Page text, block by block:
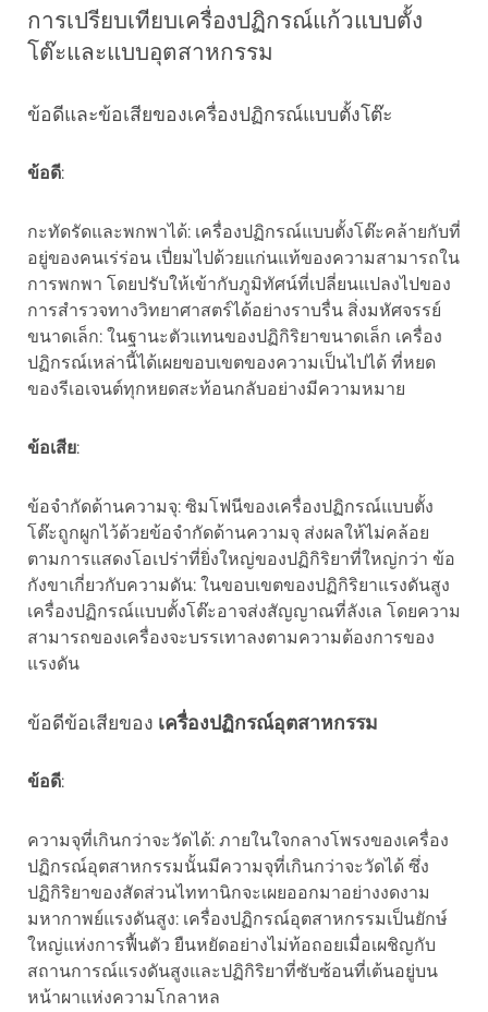
การเปรียบเทียบเครื่องปฏิกรณ์แก้วแบบตั้ง
โต๊ะและแบบอุตสาหกรรม
ข้อดีและข้อเสียของเครื่องปฏิกรณ์แบบตั้งโต๊ะ
ข้อดี:
กะทัดรัดและพกพาได้: เครื่องปฏิกรณ์แบบตั้งโต๊ะคล้ายกับที่
อยู่ของคนเร่ร่อน เปี่ยมไปด้วยแก่นแท้ของความสามารถใน
การพกพา โดยปรับให้เข้ากับภูมิทัศน์ที่เปลี่ยนแปลงไปของ
การสำรวจทางวิทยาศาสตร์ได้อย่างราบรื่น สิ่งมหัศจรรย์
ขนาดเล็ก: ในฐานะตัวแทนของปฏิกิริยาขนาดเล็ก เครื่อง
ปฏิกรณ์เหล่านี้ได้เผยขอบเขตของความเป็นไปได้ ที่หยด
ของรีเอเจนต์ทุกหยดสะท้อนกลับอย่างมีความหมาย
ข้อเสีย:
ข้อจำกัดด้านความจุ: ซิมโฟนีของเครื่องปฏิกรณ์แบบตั้ง
โต๊ะถูกผูกไว้ด้วยข้อจำกัดด้านความจุ ส่งผลให้ไม่คล้อย
ตามการแสดงโอเปร่าที่ยิ่งใหญ่ของปฏิกิริยาที่ใหญ่กว่า ข้อ
กังขาเกี่ยวกับความดัน: ในขอบเขตของปฏิกิริยาแรงดันสูง
เครื่องปฏิกรณ์แบบตั้งโต๊ะอาจส่งสัญญาณที่ลังเล โดยความ
สามารถของเครื่องจะบรรเทาลงตามความต้องการของ
แรงดัน
ข้อดีข้อเสียของ เครื่องปฏิกรณ์อุตสาหกรรม
ข้อดี:
ความจุที่เกินกว่าจะวัดได้: ภายในใจกลางโพรงของเครื่อง
ปฏิกรณ์อุตสาหกรรมนั้นมีความจุที่เกินกว่าจะวัดได้ ซึ่ง
ปฏิกิริยาของสัดส่วนไททานิกจะเผยออกมาอย่างงดงาม
มหากาพย์แรงดันสูง: เครื่องปฏิกรณ์อุตสาหกรรมเป็นยักษ์
ใหญ่แห่งการฟื้นตัว ยืนหยัดอย่างไม่ท้อถอยเมื่อเผชิญกับ
สถานการณ์แรงดันสูงและปฏิกิริยาที่ซับซ้อนที่เต้นอยู่บน
หน้าผาแห่งความโกลาหล